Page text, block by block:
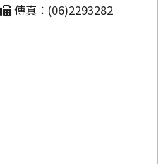
傳真：(06)2293282